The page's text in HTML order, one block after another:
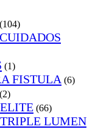
(104)
(1)
FISTULA (6)
(2)
(66)
LUMEN